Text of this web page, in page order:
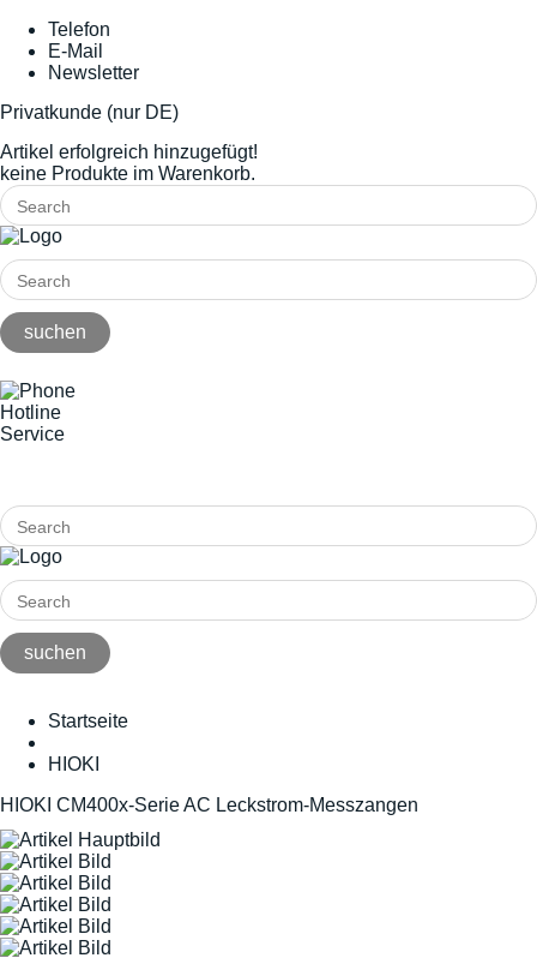
Telefon
E-Mail
Newsletter
Privatkunde (nur DE)
Artikel erfolgreich hinzugefügt!
keine Produkte im Warenkorb.
Hotline
Service
Startseite
HIOKI
HIOKI CM400x-Serie AC Leckstrom-Messzangen